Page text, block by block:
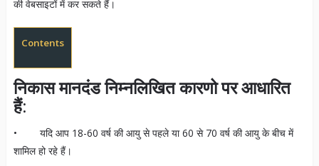
की वेबसाइटों में कर सकते हैं।
Contents
निकास मानदंड निम्नलिखित कारणो पर आधारित
हैं:
• यदि आप 18-60 वर्ष की आयु से पहले या 60 से 70 वर्ष की आयु के बीच में
शामिल हो रहे हैं।